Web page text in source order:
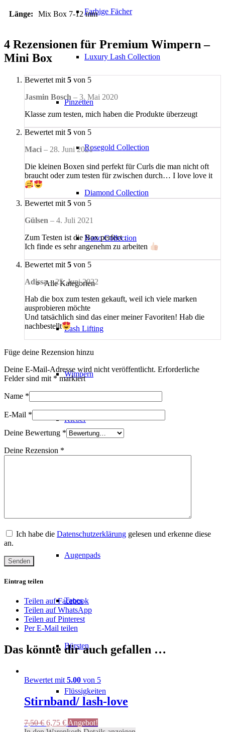
Farbige Fächer
Luxury Lash Collection
Pinzetten
Rosegold Collection
Diamond Collection
Nano Collection
Alle Kategorien
Lash Lifting
Wimpern
Kleber
Augenpads
Tapes
Bürsten
Flüssigkeiten
Länge: Mix Box 7-12 mm
4 Rezensionen für Premium Wimpern –
Mini Box
Bewertet mit 5 von 5
Jasmin Bosch – 3. Mai 2020
Klasse zum testen, mich haben die Produkte überzeugt
Bewertet mit 5 von 5
Maci – 28. Juni 2021
Die kleinen Boxen sind perfekt für Curls die man nicht oft
braucht oder zum testen für zwischen durch… I love love it
Bewertet mit 5 von 5
Gülsen – 4. Juli 2021
Zum Testen ist die Box perfect .
Ich finde es sehr angenehm zu arbeiten
Bewertet mit 5 von 5
Adissa– 25. Juni 2022
Hab die box zum testen gekauft, weil ich viele marken
ausprobieren möchte
Und tatsächlich sind das einer meiner Favoriten! Hab die
nachbestellt
Füge deine Rezension hinzu
Deine E-Mail-Adresse wird nicht veröffentlicht. Erforderliche
Felder sind mit *markiert
Name *
E-Mail *
Deine Bewertung *
Deine Rezension *
Ich habe die Datenschutzerklärung gelesen und erkenne diese
an.
Eintrag teilen
Teilen auf Facebook
Teilen auf WhatsApp
Teilen auf Pinterest
Per E-Mail teilen
Das könnte dir auch gefallen …
Bewertet mit 5.00 von 5
Stirnband/ lash-love
7,50€ Ursprünglicher
6,75 €Aktueller
Angebot!